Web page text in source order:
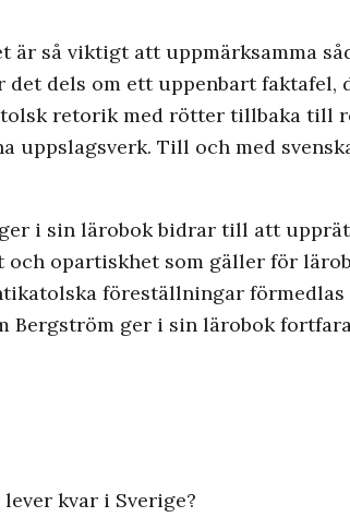
är så viktigt att uppmärksamma
dels om ett uppenbart faktafel,
retorik med rötter tillbaka till
uppslagsverk. Till och med
i sin lärobok bidrar till att
opartiskhet som gäller för
föreställningar
Bergström ger i sin lärobok
kvar i Sverige?